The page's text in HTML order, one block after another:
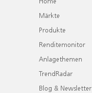
Märkte
Produkte
Renditemonitor
Anlagethemen
TrendRadar
Blog & Newsletter